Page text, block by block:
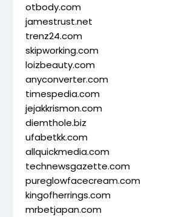
otbody.com
jamestrust.net
trenz24.com
skipworking.com
loizbeauty.com
anyconverter.com
timespedia.com
jejakkrismon.com
diemthole.biz
ufabetkk.com
allquickmedia.com
technewsgazette.com
pureglowfacecream.com
kingofherrings.com
mrbetjapan.com